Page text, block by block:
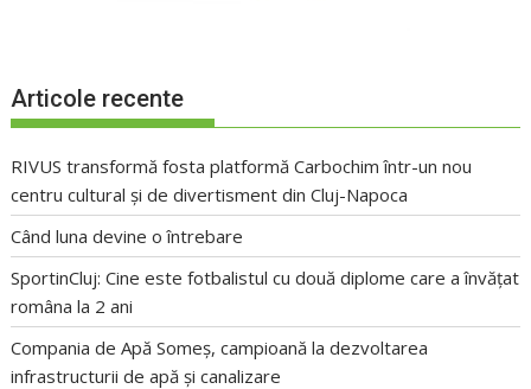
Articole recente
RIVUS transformă fosta platformă Carbochim într-un nou
centru cultural și de divertisment din Cluj-Napoca
Când luna devine o întrebare
SportinCluj: Cine este fotbalistul cu două diplome care a învățat
româna la 2 ani
Compania de Apă Someș, campioană la dezvoltarea
infrastructurii de apă și canalizare